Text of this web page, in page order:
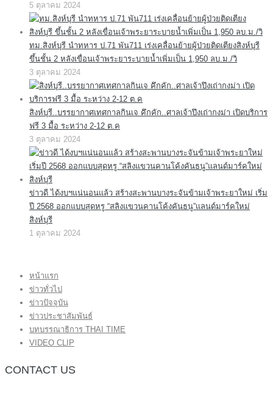
5 ตุลาคม 2024
ทม.สิงห์บุรี นำทหาร ป.71 พัน711 เร่งเคลื่อนย้ายผู้ป่วยติดเตียงสิงห์บุรี
ขึ้นชั้น 2 หลังเขื่อนเจ้าพระยาระบายน้ำเพิ่มเป็น 1,950 ลบ.ม./วิ
3 ตุลาคม 2024
สิงห์บุรี..บรรยากาศเทศกาลกินเจ คึกคัก..ศาลเจ้าปึงเถ่ากงม่า เปิดบริการ
ฟรี 3 มื้อ ระหว่าง 2-12 ต.ค
3 ตุลาคม 2024
ข่าวดี ได้งบฯแน่นอนแล้ว สร้างสะพานบางระจันข้ามเจ้าพระยาใหม่ เริ่ม
ปี 2568 ออกแบบสุดหรู “สลิงแขวนคานโค้งคันธนู”แลนด์มาร์คใหม่
สิงห์บุรี
1 ตุลาคม 2024
หน้าแรก
ข่าวทั่วไป
ข่าวปัจจุบัน
ข่าวประชาสัมพันธ์
บทบรรณาธิการ THAI TIME
VIDEO CLIP
CONTACT US